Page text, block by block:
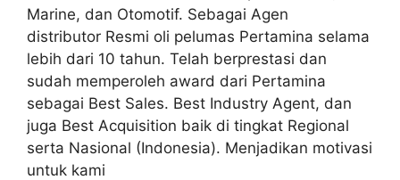
Marine, dan Otomotif. Sebagai Agen
distributor Resmi oli pelumas Pertamina selama
lebih dari 10 tahun. Telah berprestasi dan
sudah memperoleh award dari Pertamina
sebagai Best Sales. Best Industry Agent, dan
juga Best Acquisition baik di tingkat Regional
serta Nasional (Indonesia). Menjadikan motivasi
untuk kami